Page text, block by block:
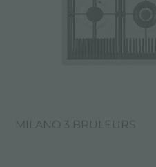
MILANO 3 BRULEURS